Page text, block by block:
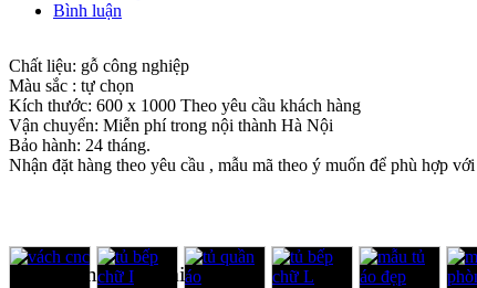
Bình luận
Chất liệu: gỗ công nghiệp
Màu sắc : tự chọn
Kích thước: 600 x 1000 Theo yêu cầu khách hàng
Vận chuyển: Miễn phí trong nội thành Hà Nội
Bảo hành: 24 tháng.
Nhận đặt hàng theo yêu cầu , mẫu mã theo ý muốn để phù hợp
Sản phẩm cùng loại